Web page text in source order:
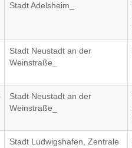
Stadt Adelsheim_
Stadt Neustadt an der
Weinstraße_
Stadt Neustadt an der
Weinstraße_
Stadt Ludwigshafen, Zentrale